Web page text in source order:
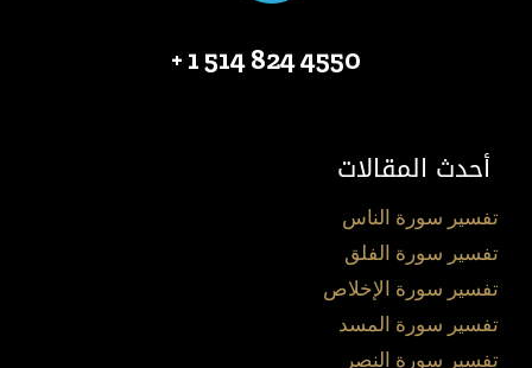
4550 824 514 1 +
أحدث المقالات
تفسير سورة الناس
تفسير سورة الفلق
تفسير سورة الإخلاص
تفسير سورة المسد
تفسير سورة النصر